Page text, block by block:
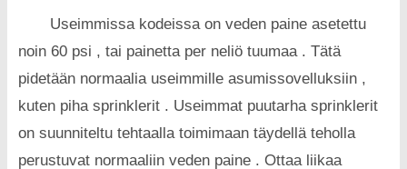
Useimmissa kodeissa on veden paine asetettu
noin 60 psi , tai painetta per neliö tuumaa . Tätä
pidetään normaalia useimmille asumissovelluksiin ,
kuten piha sprinklerit . Useimmat puutarha sprinklerit
on suunniteltu tehtaalla toimimaan täydellä teholla
perustuvat normaaliin veden paine . Ottaa liikaa